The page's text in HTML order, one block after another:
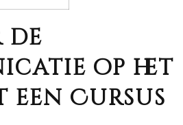
de
op het
een Cursus